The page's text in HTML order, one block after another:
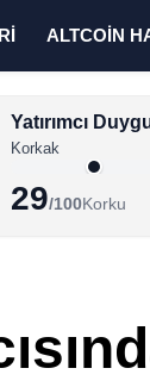
ALTCOİN
Yatırımcı
Korkak
29/100Korku